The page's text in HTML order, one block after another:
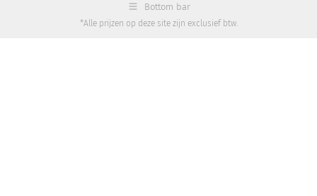
Bottom bar
*Alle prijzen op deze site zijn exclusief btw.